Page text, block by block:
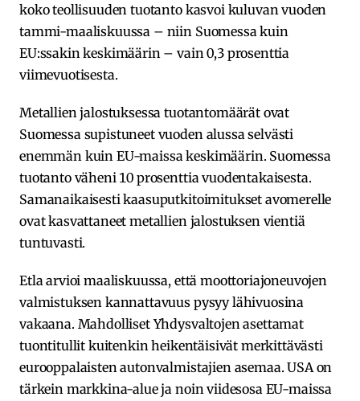
koko teollisuuden tuotanto kasvoi kuluvan vuoden
tammi-maaliskuussa – niin Suomessa kuin
EU:ssakin keskimäärin – vain 0,3 prosenttia
viimevuotisesta.
Metallien jalostuksessa tuotantomäärät ovat
Suomessa supistuneet vuoden alussa selvästi
enemmän kuin EU-maissa keskimäärin. Suomessa
tuotanto väheni 10 prosenttia vuodentakaisesta.
Samanaikaisesti kaasuputkitoimitukset avomerelle
ovat kasvattaneet metallien jalostuksen vientiä
tuntuvasti.
Etla arvioi maaliskuussa, että moottoriajoneuvojen
valmistuksen kannattavuus pysyy lähivuosina
vakaana. Mahdolliset Yhdysvaltojen asettamat
tuontitullit kuitenkin heikentäisivät merkittävästi
eurooppalaisten autonvalmistajien asemaa. USA on
tärkein markkina-alue ja noin viidesosa EU-maissa